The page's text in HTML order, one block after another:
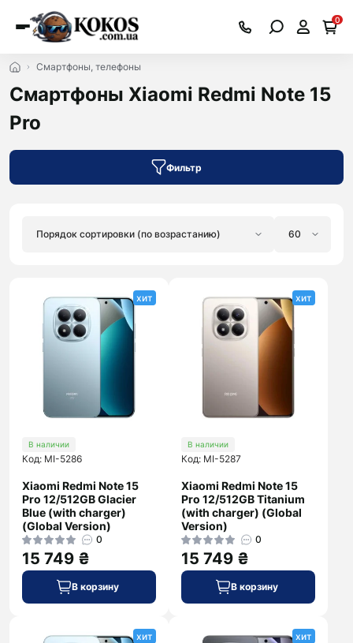
0
Смартфоны, телефоны
Смартфоны Xiaomi Redmi Note 15
Pro
Фильтр
хит
В наличии
Код: MI-5286
Xiaomi Redmi Note 15
Pro 12/512GB Glacier
Blue (with charger)
(Global Version)
0
15 749 ₴
В корзину
хит
В наличии
Код: MI-5287
Xiaomi Redmi Note 15
Pro 12/512GB Titanium
(with charger) (Global
Version)
0
15 749 ₴
В корзину
хит хит